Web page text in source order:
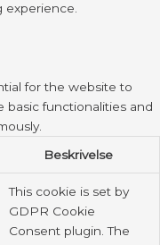
for the website to
basic functionalities and
Beskrivelse
This cookie is set by
GDPR Cookie
Consent plugin. The